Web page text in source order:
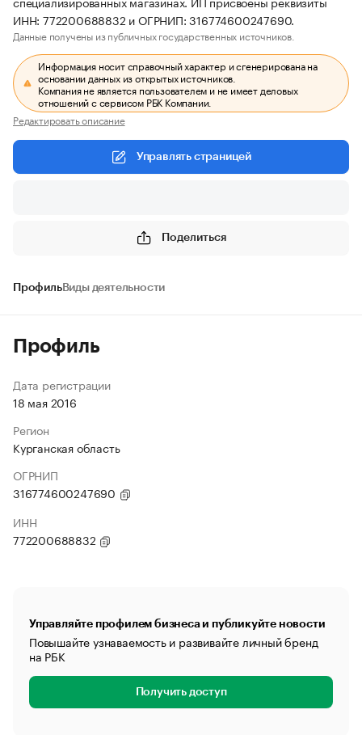
ИНН: 772200688832 и ОГРНИП: 316774600247690.
Данные получены из публичных государственных источников.
Информация носит справочный характер и сгенерирована на
основании данных из открытых источников.
Компания не является пользователем и не имеет деловых
отношений с сервисом РБК Компании.
Редактировать описание
Управлять страницей
Поделиться
ПрофильВиды деятельности
Профиль
Дата регистрации
18 мая 2016
Регион
Курганская область
ОГРНИП
316774600247690
ИНН
772200688832
Управляйте профилем бизнеса и публикуйте новости
Повышайте узнаваемость и развивайте личный бренд
на РБК
Получить доступ